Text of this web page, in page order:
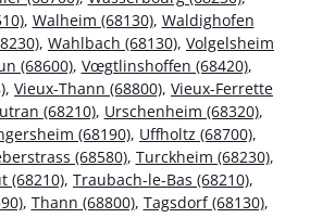
, Walheim (68130), Waldighofen
, Wahlbach (68130), Volgelsheim
(68600), Vœgtlinshoffen (68420),
, Vieux-Thann (68800), Vieux-Ferrette
(68210), Urschenheim (68320),
(68190), Uffholtz (68700),
(68580), Turckheim (68230),
(68210), Traubach-le-Bas (68210),
, Thann (68800), Tagsdorf (68130),